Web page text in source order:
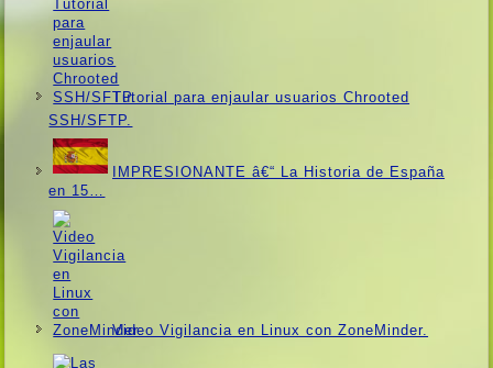
Tutorial para enjaular usuarios Chrooted
SSH/SFTP.
IMPRESIONANTE â€“ La Historia de España
en 15…
Video Vigilancia en Linux con ZoneMinder.